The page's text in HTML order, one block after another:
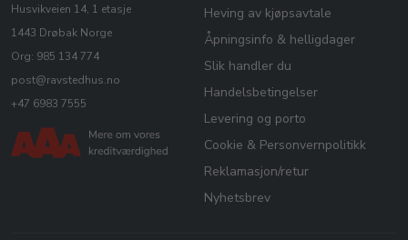
Husvikveien 14, 1 etasje
1443 Drøbak Norge
Org: 985 134 774
post@ravstedhus.no
+47 6983 7555
Heving av kjøpsavtale
Åpningsinfo & helligdager
Slik handler du
Handelsbetingelser
Levering og porto
Cookie & Personvernpolitikk
Reklamasjon/retur
Nyhetsbrev